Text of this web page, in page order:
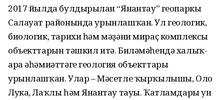
2017 йылда булдырылған “Янғантау” геопаркы
Салауат районында урынлашҡан. Ул геологик,
биологик, тарихи һәм мәҙәни мираҫ комплексы
объекттарын тәшкил итә. Биләмәһендә халыҡ-
ара әһәмиәттәге геология объекттары
урынлашҡан. Улар – Мәсетле ҡырҡылышы, Оло
Лука, Лаҡлы һәм Янғантау тауы. Ҡатламдары ун